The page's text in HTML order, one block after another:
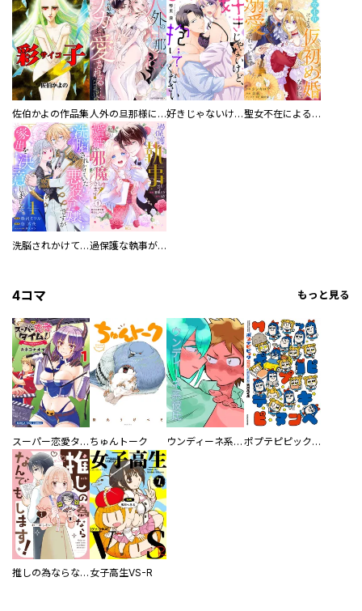
佐伯かよの作品集 人外の旦那様に娶られ毎晩ナカまで愛される…。アンソロジー 好きじゃないけど、抱いてください【電子単行本版／特典おまけ付き】 聖女不在による仮初め婚なのに、不器用な王太子に溺愛されています【電子単行本版／特典おまけ付き】
洗脳されかけていた悪役令嬢ですが家出を決意しました。【電子単行本版／特典おまけ付き】 過保護な執事が私の婚活を邪魔してきます！ 分冊版
4コマ もっと見る
スーパー恋愛タイム！～現場でドＳな彼女は自宅でデレる～ ちゅんトーク ウンディーネ系彼氏 ポプテピピック SEASON EIGHT
推しの為ならなんでもします！ 女子高生VS-R